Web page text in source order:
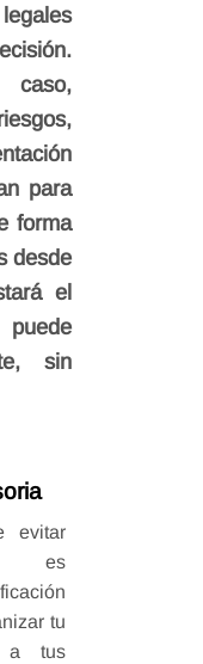
para
forma
desde
el
sin
evitar
es
tu
a tus